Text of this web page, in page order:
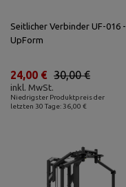
Seitlicher Verbinder UF-016 -
UpForm
Niedrigster Produktpreis der
letzten 30 Tage: 36,00 €
30,00 €
24,00 €
inkl. MwSt.